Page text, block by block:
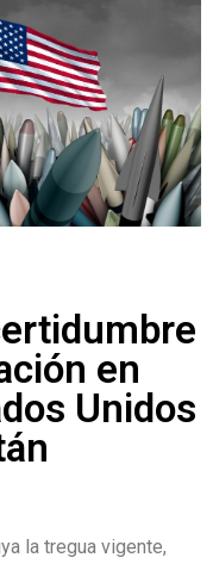
en
Unidos
la tregua vigente,